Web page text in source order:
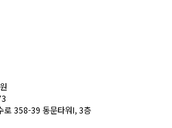
로 358-39 동문타워I, 3층